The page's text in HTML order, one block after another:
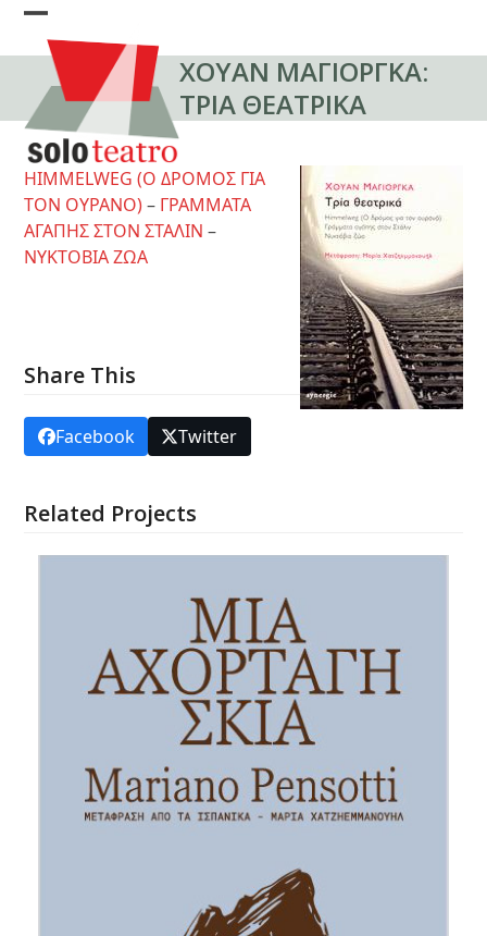
Skip
content
Open
mobile
menu
Close
mobile
menu
ΧΟΥΑΝ ΜΑΓΙΟΡΓΚΑ:
ΤΡΙΑ ΘΕΑΤΡΙΚΑ
HIMMELWEG (Ο ΔΡΟΜΟΣ ΓΙΑ
ΤΟΝ ΟΥΡΑΝΟ)– ΓΡΑΜΜΑΤΑ
ΑΓΑΠΗΣ ΣΤΟΝ ΣΤΑΛΙΝ –
ΝΥΚΤΟΒΙΑ ΖΩΑ
Share This
Facebook Twitter
Related Projects